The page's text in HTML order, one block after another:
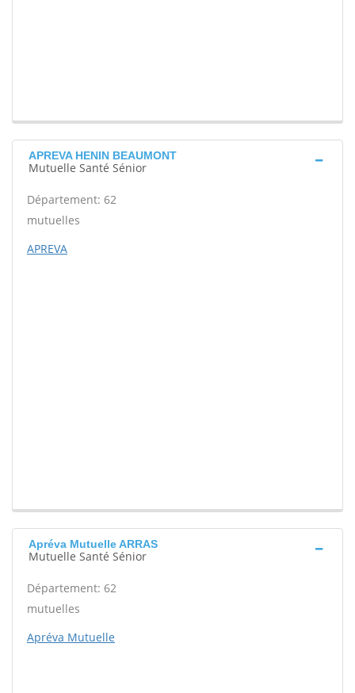
APREVA HENIN BEAUMONT
Mutuelle Santé Sénior
Département: 62
mutuelles
APREVA
Apréva Mutuelle ARRAS
Mutuelle Santé Sénior
Département: 62
mutuelles
Apréva Mutuelle